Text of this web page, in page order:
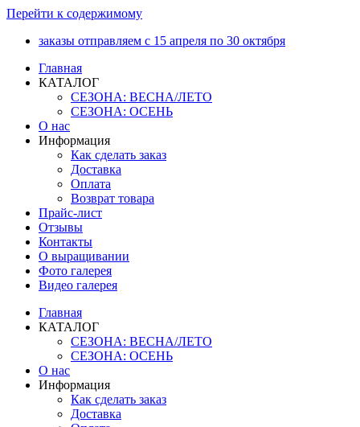
Перейти к содержимому
заказы отправляем с 15 апреля по 30 октября
Главная
КАТАЛОГ
СЕЗОНА: ВЕСНА/ЛЕТО
СЕЗОНА: ОСЕНЬ
О нас
Информация
Как сделать заказ
Доставка
Оплата
Возврат товара
Прайс-лист
Отзывы
Контакты
О выращивании
Фото галерея
Видео галерея
Главная
КАТАЛОГ
СЕЗОНА: ВЕСНА/ЛЕТО
СЕЗОНА: ОСЕНЬ
О нас
Информация
Как сделать заказ
Доставка